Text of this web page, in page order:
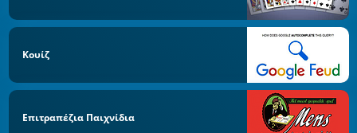
Κουίζ
Επιτραπέζια Παιχνίδια